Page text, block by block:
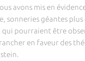
avons mis en
sonneries géantes
pourraient être
en faveur des